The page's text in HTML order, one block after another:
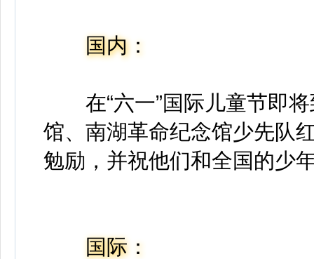
国内：
在“六一”国际儿童节即
馆、南湖革命纪念馆少先队
勉励，并祝他们和全国的少
国际：